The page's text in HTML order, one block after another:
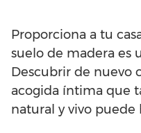
Proporciona a tu
suelo de madera es
Descubrir de nuevo
acogida íntima que
natural y vivo puede